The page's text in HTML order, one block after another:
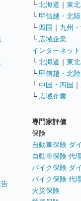
└ 北海道 ｜ 東北
└ 甲信越・北陸
└ 四国 ｜ 九州
└ 広域企業
インターネッ
└ 北海道 ｜ 東北
└ 甲信越・北陸
└ 中国・四国 ｜
└ 広域企業
専門家評価
保険
自動車保険 ダ
自動車保険 代
バイク保険 ダ
バイク保険 代
火災保険